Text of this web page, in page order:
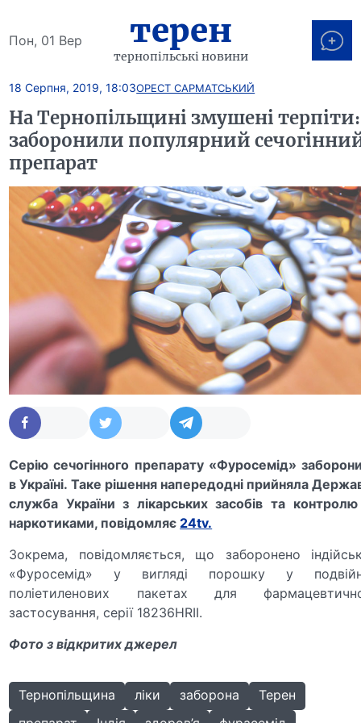
Пон, 01 Вер терен
тернопільські новини
18 Серпня, 2019, 18:03ОРЕСТ САРМАТСЬКИЙ
На Тернопільщині змушені терпіти:
заборонили популярний
препарат
Серію сечогінного препарату «Фуросемід»
в Україні. Таке рішення напередодні прийняла
служба України з лікарських засобів та
наркотиками, повідомляє 24tv.
Зокрема, повідомляється, що заборонено
«Фуросемід» у вигляді порошку у
поліетиленових пакетах для
застосування, серії 18236HRII.
Фотоз відкритих джерел
Тернопільщина ліки заборона
Терен